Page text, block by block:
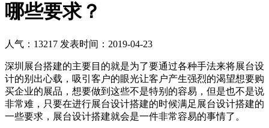
哪些要求？
人气：13217 发表时间：2019-04-23
深圳展台搭建的主要目的就是为了要通过各种手法来将展台设
计的别出心载，吸引客户的眼光让客户产生强烈的渴望想要购
买企业的展品，想要做到这些不是特别的容易，但是也不是说
非常难，只要在进行展台设计搭建的时候满足展台设计搭建的
一些要求，展台设计搭建就会是一件非常容易的事情了。